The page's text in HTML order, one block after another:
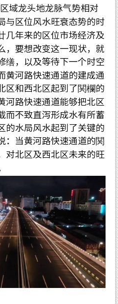
域龙头地龙脉气势相对
与区位风水旺衰态势的时
几年来的区位市场经济及
，要想改变这一现状，就
缮，以及等待下一个时空
黄河路快速通道的建成通
区和西北区起到了関欄的
河路快速通道能够把北区
而不致直泻形成水有所蓄
的水局风水起到了关键的
：当黄河路快速通道的関
对北区及西北区未来的旺